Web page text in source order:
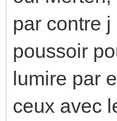
par contre
poussoir
lumire par
ceux avec